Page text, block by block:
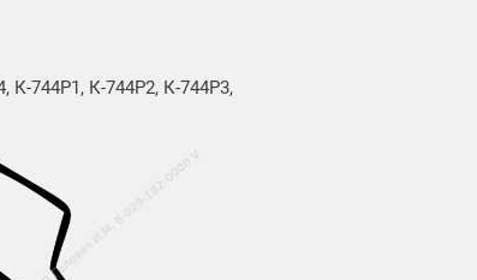
744Р1, К-744Р2, К-744Р3,